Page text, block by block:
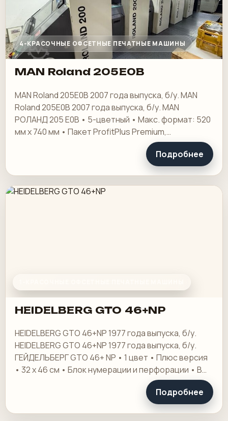
4-КРАСОЧНЫЕ ОФСЕТНЫЕ ПЕЧАТНЫЕ МАШИНЫ
MAN Roland 205E0B
MAN Roland 205E0B 2007 года выпуска, б/у. MAN
Roland 205E0B 2007 года выпуска, б/у. MAN
РОЛАНД 205 E0B • 5-цветный • Макс. формат: 520
мм х 740 мм • Пакет ProfitPlus Premium,
Подробнее
HEIDELBERG GTO 46+NP
HEIDELBERG GTO 46+NP 1977 года выпуска, б/у.
HEIDELBERG GTO 46+NP 1977 года выпуска, б/у.
ГЕЙДЕЛЬБЕРГ GTO 46+ NP • 1 цвет • Плюс версия
• 32 х 46 см • Блок нумерации и перфорации • В
комплекте все инструменты, детали и…
Подробнее